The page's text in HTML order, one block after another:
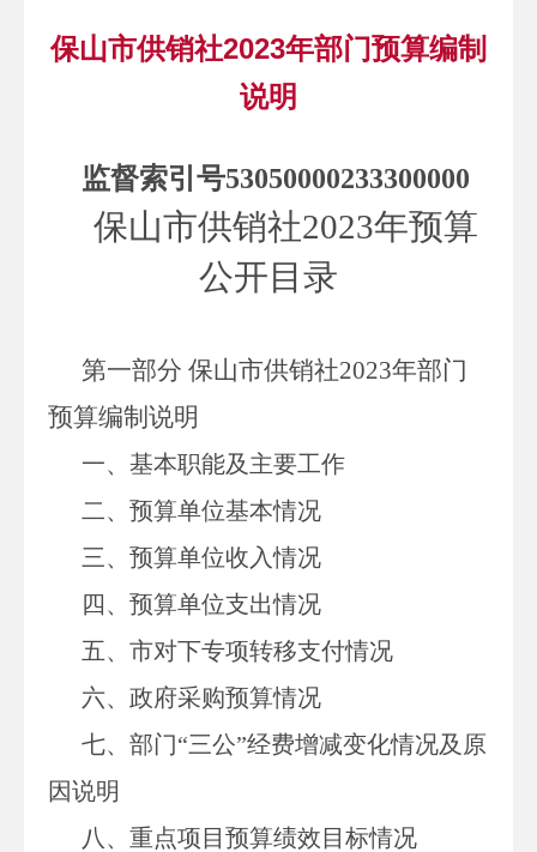
保山市供销社2023年部门预算编制
说明
监督索引号53050000233300000
保山市供销社2023年预算
公开目录
第一部分 保山市供销社2023年部门
预算编制说明
一、基本职能及主要工作
二、预算单位基本情况
三、预算单位收入情况
四、预算单位支出情况
五、 市对下专项转移支付情况
六、政府采购预算情况
七、部门“三公”经费增减变化情况及原
因说明
八 、重点项目预算绩效目标情况